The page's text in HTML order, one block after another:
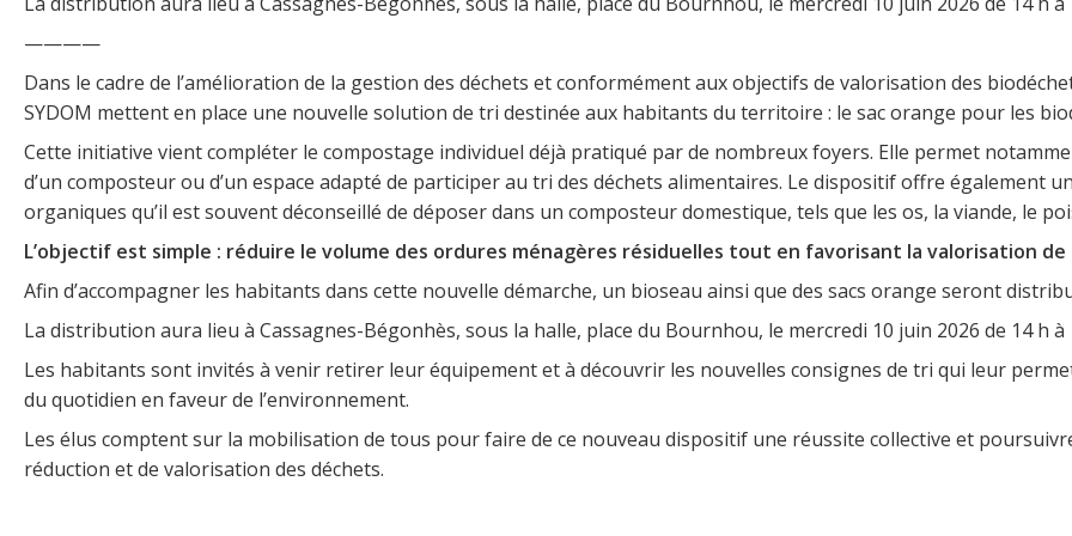
————
Dans le cadre de l’amélioration de la gestion des déchets et conformément aux objectifs de valorisation des
SYDOM mettent en place une nouvelle solution de tri destinée aux habitants du territoire : le sac orange pour les
Cette initiative vient compléter le compostage individuel déjà pratiqué par de nombreux foyers. Elle permet
d’un composteur ou d’un espace adapté de participer au tri des déchets alimentaires. Le dispositif offre également
organiques qu’il est souvent déconseillé de déposer dans un composteur domestique, tels que les os, la viande, le
L’objectif est simple : réduire le volume des ordures ménagères résiduelles tout en favorisant la valorisation
Afin d’accompagner les habitants dans cette nouvelle démarche, un bioseau ainsi que des sacs orange seront
La distribution aura lieu à Cassagnes-Bégonhès, sous la halle, place du Bournhou, le mercredi 10 juin 2026 de 14 h à
Les habitants sont invités à venir retirer leur équipement et à découvrir les nouvelles consignes de tri qui leur
du quotidien en faveur de l’environnement.
Les élus comptent sur la mobilisation de tous pour faire de ce nouveau dispositif une réussite collective et
réduction et de valorisation des déchets.